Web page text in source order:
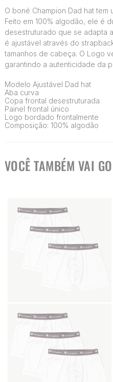
O boné Champion Dad hat tem
Feito em 100% algodão, ele é
desestruturado que se adapta
é ajustável através do
tamanhos de cabeça. O Logo
garantindo a autenticidade da
Modelo Ajustável Dad hat
Aba curva
Copa frontal desestruturada
Painel frontal único
Logo bordado frontalmente
Composição: 100% algodão
VOCÊ TAMBÉM VAI